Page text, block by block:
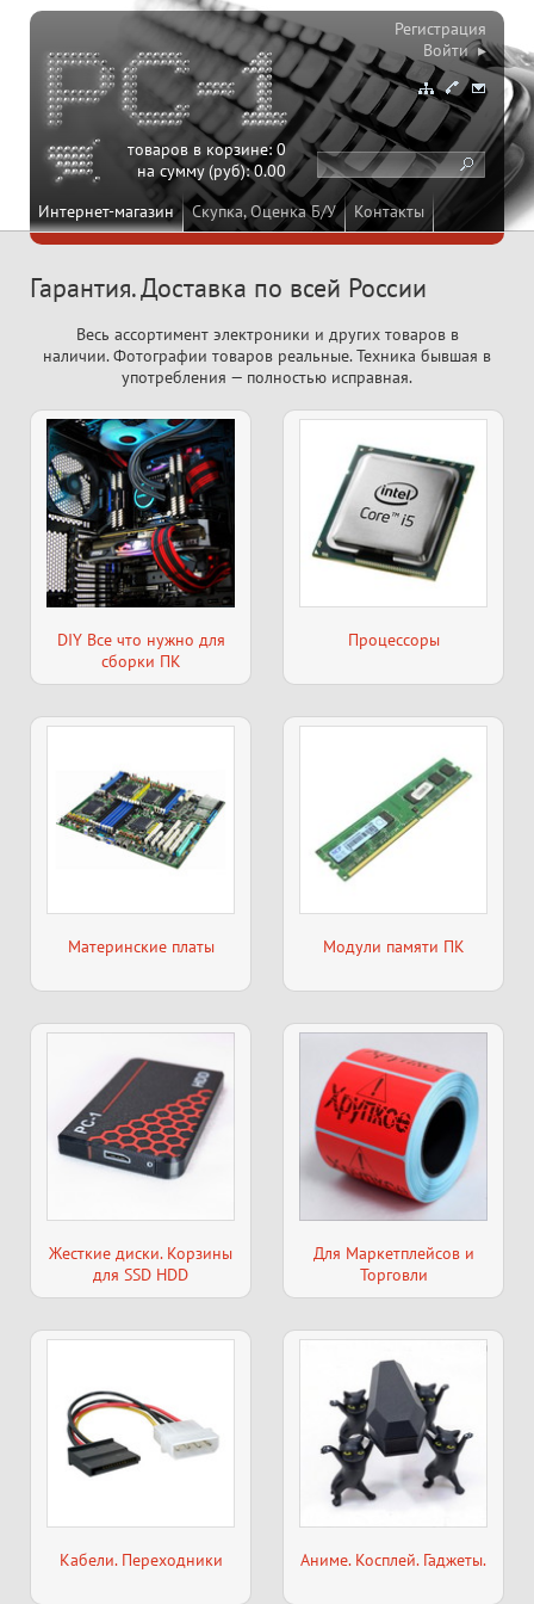
Интернет-магазин Скупка, Оценка Б/У Контакты
товаров в корзине:0
на сумму (руб):0.00
Регистрация
Войти ▸
Гарантия. Доставка по всей России
Весь ассортимент электроники и других товаров в
наличии. Фотографии товаров реальные. Техника бывшая в
употребления — полностью исправная.
DIY Все что нужно для
сборки ПК
Процессоры
Материнские платы Модули памяти ПК
Жесткие диски. Корзины
для SSD HDD
Для Маркетплейсов и
Торговли
Кабели. Переходники Аниме. Косплей. Гаджеты.